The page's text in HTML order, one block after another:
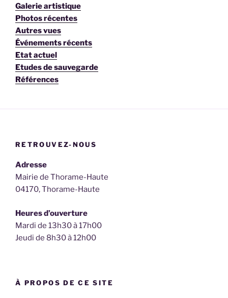
Galerie artistique
Photos récentes
Autres vues
Événements récents
Etat actuel
Etudes de sauvegarde
Références
RETROUVEZ-NOUS
Adresse
Mairie de Thorame-Haute
04170, Thorame-Haute
Heures d’ouverture
Mardi de 13h30 à 17h00
Jeudi de 8h30 à 12h00
À PROPOS DE CE SITE